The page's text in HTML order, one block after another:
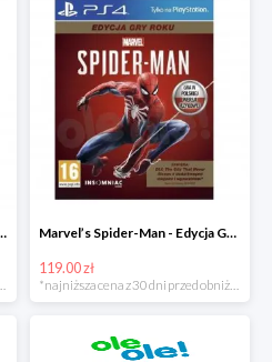
PS4 taniej o 40zł
przed obniżką
Marvel’s Spider-Man - Edycja GOTY PS4 tanie o 70zł
119.00 zł
*najniższa cena z 30 dni przed obniżką